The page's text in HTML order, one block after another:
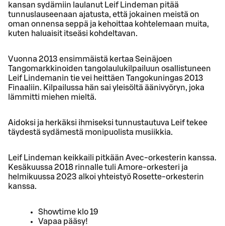
kansan sydämiin laulanut Leif Lindeman pitää
tunnuslauseenaan ajatusta, että jokainen meistä on
oman onnensa seppä ja kehoittaa kohtelemaan muita,
kuten haluaisit itseäsi kohdeltavan.
Vuonna 2013 ensimmäistä kertaa Seinäjoen
Tangomarkkinoiden tangolaulukilpailuun osallistuneen
Leif Lindemanin tie vei heittäen Tangokuningas 2013
Finaaliin. Kilpailussa hän sai yleisöltä äänivyöryn, joka
lämmitti miehen mieltä.
Aidoksi ja herkäksi ihmiseksi tunnustautuva Leif tekee
täydestä sydämestä monipuolista musiikkia.
Leif Lindeman keikkaili pitkään Avec-orkesterin kanssa.
Kesäkuussa 2018 rinnalle tuli Amore-orkesteri ja
helmikuussa 2023 alkoi yhteistyö Rosette-orkesterin
kanssa.
Showtime klo 19
Vapaa pääsy!